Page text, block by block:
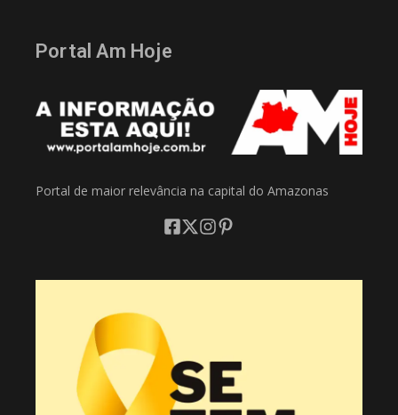
Portal Am Hoje
Portal de maior relevância na capital do Amazonas